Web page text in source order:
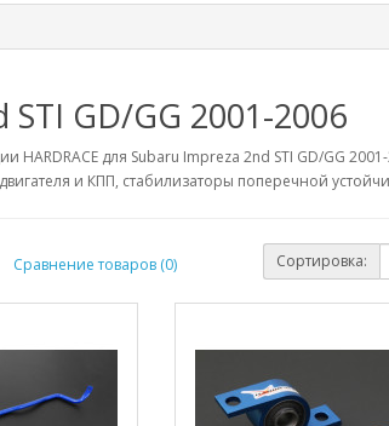
STI GD/GG 2001-2006
HARDRACE для Subaru Impreza 2nd STI GD/GG
и КПП, стабилизаторы поперечной
Сравнение товаров (0) Сортировка: